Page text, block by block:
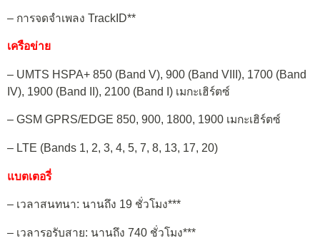
– การจดจำเพลง TrackID**
เครือข่าย
– UMTS HSPA+ 850 (Band V), 900 (Band VIII), 1700 (Band
IV), 1900 (Band II), 2100 (Band I) เมกะเฮิร์ตซ์
– GSM GPRS/EDGE 850, 900, 1800, 1900 เมกะเฮิร์ตซ์
– LTE (Bands 1, 2, 3, 4, 5, 7, 8, 13, 17, 20)
แบตเตอรี่
– เวลาสนทนา: นานถึง 19 ชั่วโมง***
– เวลารอรับสาย: นานถึง 740 ชั่วโมง***